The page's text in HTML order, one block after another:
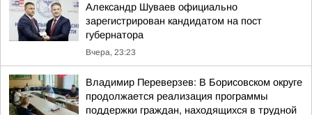
Александр Шуваев официально
зарегистрирован кандидатом на пост
губернатора
Вчера, 23:23
Владимир Переверзев: В Борисовском округе
продолжается реализация программы
поддержки граждан, находящихся в трудной